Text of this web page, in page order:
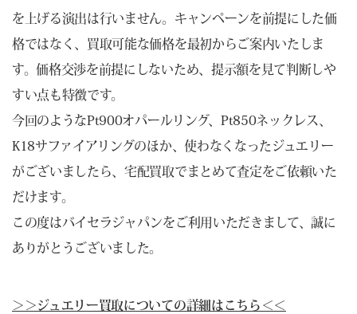
を上げる演出は行いません。キャンペーンを前提にした価
格ではなく、買取可能な価格を最初からご案内いたしま
す。価格交渉を前提にしないため、提示額を見て判断しや
すい点も特徴です。
今回のようなPt900オパールリング、Pt850ネックレス、
K18サファイアリングのほか、使わなくなったジュエリー
がございましたら、宅配買取でまとめて査定をご依頼いた
だけます。
この度はバイセラジャパンをご利用いただきまして、誠に
ありがとうございました。
＞＞ジュエリー買取についての詳細はこちら＜＜